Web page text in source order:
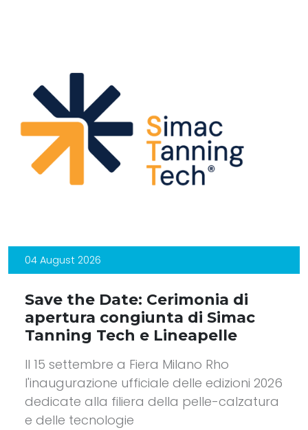
04 August 2026
Save the Date: Cerimonia di
apertura congiunta di Simac
Tanning Tech e Lineapelle
Il 15 settembre a Fiera Milano Rho
l'inaugurazione ufficiale delle edizioni 2026
dedicate alla filiera della pelle-calzatura
e delle tecnologie